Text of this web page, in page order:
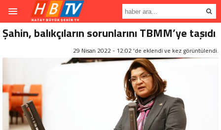
Şahin, balıkçıların sorunlarını TBMM’ye taşıdı
29 Nisan 2022 - 12:02 'de eklendi ve kez görüntülendi.